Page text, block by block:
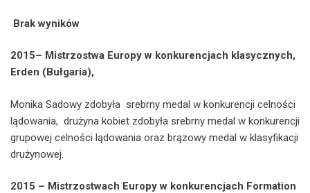
Brak wyników
2015– Mistrzostwa Europy w konkurencjach klasycznych,
Erden (Bułgaria),
Monika Sadowy zdobyła srebrny medal w konkurencji celności
lądowania, drużyna kobiet zdobyła srebrny medal w konkurencji
grupowej celności lądowania oraz brązowy medal w klasyfikacji
drużynowej.
2015 – Mistrzostwach Europy w konkurencjach Formation